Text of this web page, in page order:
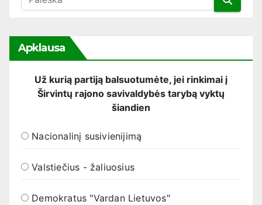
Apklausa
Už kurią partiją balsuotumėte, jei rinkimai į
Širvintų rajono savivaldybės tarybą vyktų
šiandien
Nacionalinį susivienijimą
Valstiečius - žaliuosius
Demokratus "Vardan Lietuvos"